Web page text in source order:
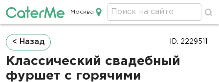
Кейтеринг в Москве
Москва
Строка
навигации
< Назад
Классический свадебный
фуршет с горячими
ID: 2229511